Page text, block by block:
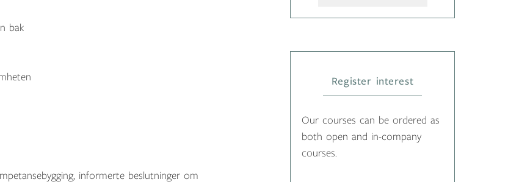
bak
informerte beslutninger om
Register interest
Our courses can be ordered as
both open and in-company
courses.